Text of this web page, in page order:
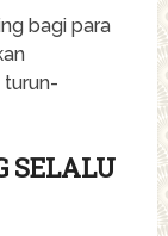
bagi para
turun-
SELALU